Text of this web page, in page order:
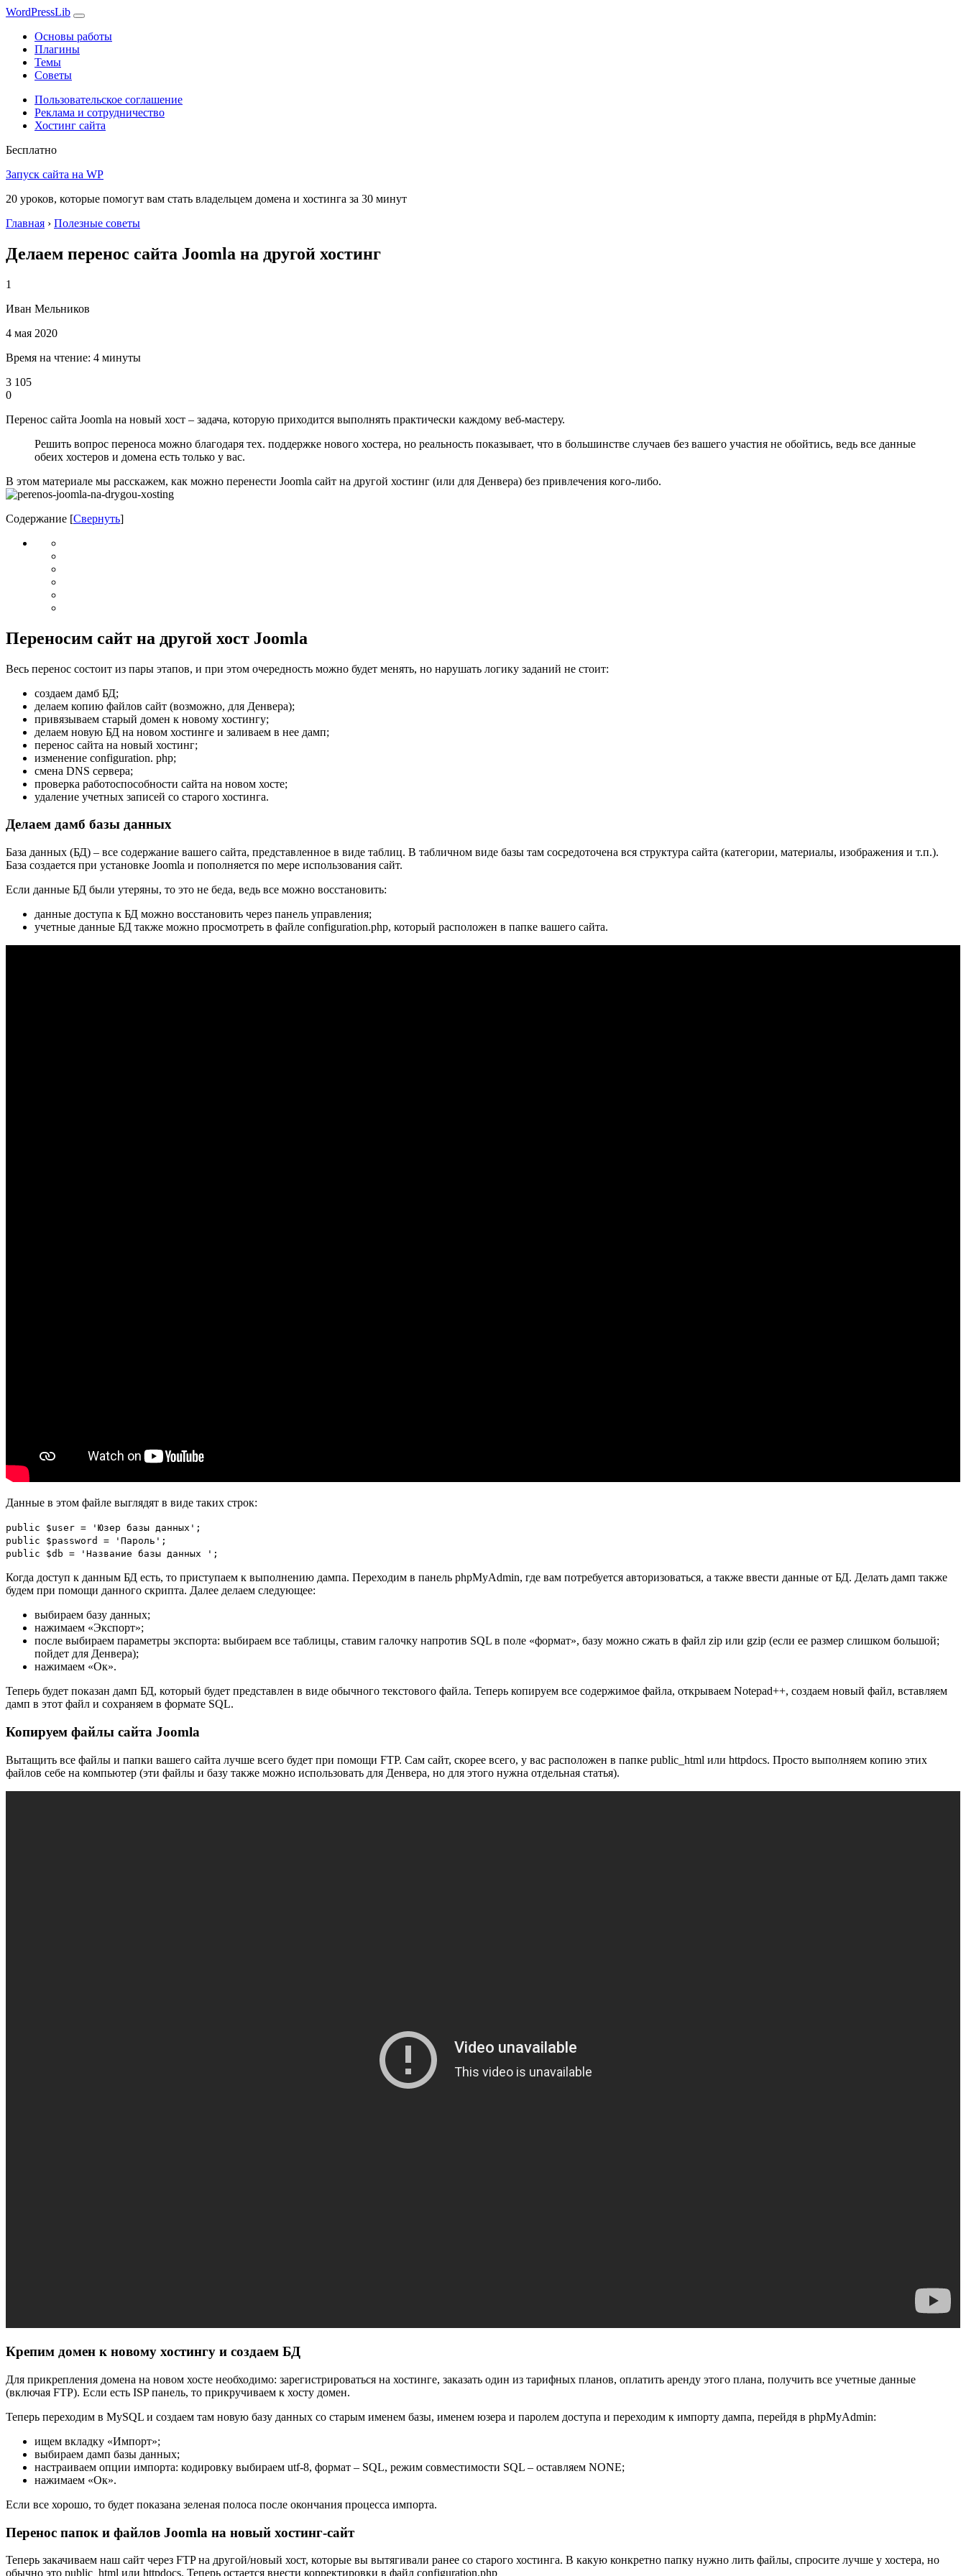
WordPressLib
Основы работы
Плагины
Темы
Советы
Пользовательское соглашение
Реклама и сотрудничество
Хостинг сайта
Бесплатно
Запуск сайта на WP
20 уроков, которые помогут вам стать владельцем домена и хостинга за 30 минут
Главная › Полезные советы
Делаем перенос сайта Joomla на другой хостинг
1
Иван Мельников
4 мая 2020
Время на чтение: 4 минуты
3 105
0
Перенос сайта Joomla на новый хост – задача, которую приходится выполнять практически каждому веб-мастеру.
Решить вопрос переноса можно благодаря тех. поддержке нового хостера, но реальность показывает, что в большинстве случаев без вашего участия не обойтись, ведь все данные
обеих хостеров и домена есть только у вас.
В этом материале мы расскажем, как можно перенести Joomla сайт на другой хостинг (или для Денвера) без привлечения кого-либо.
Содержание [Свернуть]
Переносим сайт на другой хост Joomla
Весь перенос состоит из пары этапов, и при этом очередность можно будет менять, но нарушать логику заданий не стоит:
создаем дамб БД;
делаем копию файлов сайт (возможно, для Денвера);
привязываем старый домен к новому хостингу;
делаем новую БД на новом хостинге и заливаем в нее дамп;
перенос сайта на новый хостинг;
изменение configuration. php;
смена DNS сервера;
проверка работоспособности сайта на новом хосте;
удаление учетных записей со старого хостинга.
Делаем дамб базы данных
База данных (БД) – все содержание вашего сайта, представленное в виде таблиц. В табличном виде базы там сосредоточена вся структура сайта (категории, материалы, изображения и т.п.).
База создается при установке Joomla и пополняется по мере использования сайт.
Если данные БД были утеряны, то это не беда, ведь все можно восстановить:
данные доступа к БД можно восстановить через панель управления;
учетные данные БД также можно просмотреть в файле configuration.php, который расположен в папке вашего сайта.
Данные в этом файле выглядят в виде таких строк:
public $user = 'Юзер базы данных' ;
public $password = 'Пароль' ;
public $db = 'Название базы данных ' ;
Когда доступ к данным БД есть, то приступаем к выполнению дампа. Переходим в панель phpMyAdmin, где вам потребуется авторизоваться, а также ввести данные от БД. Делать дамп также
будем при помощи данного скрипта. Далее делаем следующее:
выбираем базу данных;
нажимаем «Экспорт»;
после выбираем параметры экспорта: выбираем все таблицы, ставим галочку напротив SQL в поле «формат», базу можно сжать в файл zip или gzip (если ее размер слишком большой;
пойдет для Денвера);
нажимаем «Ок».
Теперь будет показан дамп БД, который будет представлен в виде обычного текстового файла. Теперь копируем все содержимое файла, открываем Notepad++, создаем новый файл, вставляем
дамп в этот файл и сохраняем в формате SQL.
Копируем файлы сайта Joomla
Вытащить все файлы и папки вашего сайта лучше всего будет при помощи FTP. Сам сайт, скорее всего, у вас расположен в папке public_html или httpdocs. Просто выполняем копию этих
файлов себе на компьютер (эти файлы и базу также можно использовать для Денвера, но для этого нужна отдельная статья).
Крепим домен к новому хостингу и создаем БД
Для прикрепления домена на новом хосте необходимо: зарегистрироваться на хостинге, заказать один из тарифных планов, оплатить аренду этого плана, получить все учетные данные
(включая FTP). Если есть ISP панель, то прикручиваем к хосту домен.
Теперь переходим в MySQL и создаем там новую базу данных со старым именем базы, именем юзера и паролем доступа и переходим к импорту дампа, перейдя в phpMyAdmin:
ищем вкладку «Импорт»;
выбираем дамп базы данных;
настраиваем опции импорта: кодировку выбираем utf-8, формат – SQL, режим совместимости SQL – оставляем NONE;
нажимаем «Ок».
Если все хорошо, то будет показана зеленая полоса после окончания процесса импорта.
Перенос папок и файлов Joomla на новый хостинг-сайт
Теперь закачиваем наш сайт через FTP на другой/новый хост, которые вы вытягивали ранее со старого хостинга. В какую конкретно папку нужно лить файлы, спросите лучше у хостера, но
обычно это public_html или httpdocs. Теперь остается внести корректировки в файл configuration.php